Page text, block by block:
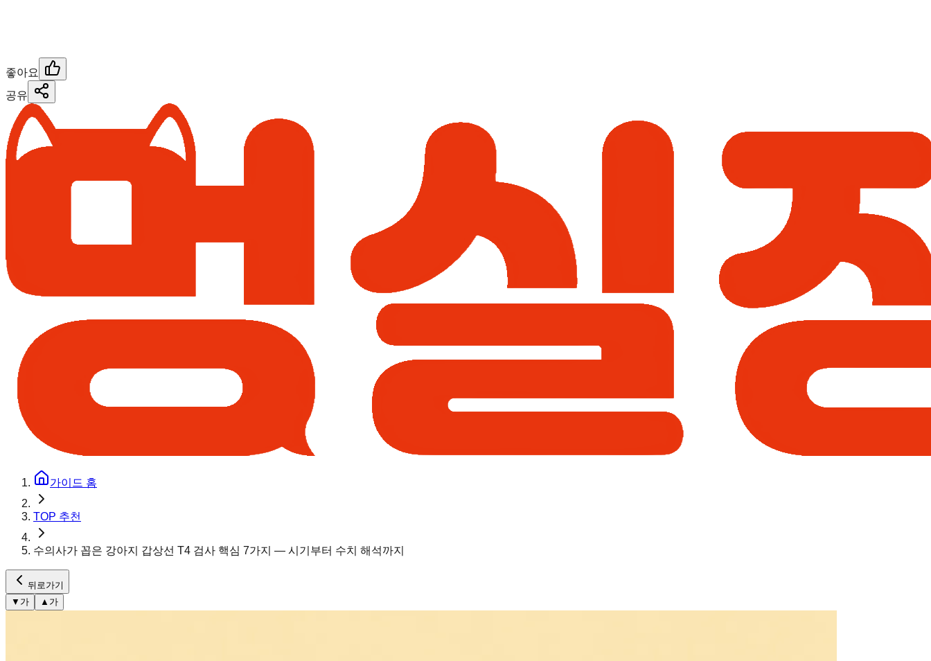
좋아요
공유
가이드 홈
TOP 추천
수의사가 꼽은 강아지 갑상선 T4 검사 핵심 7가지 — 시기부터 수치 해석까지
뒤로가기
▼ 가 ▲ 가